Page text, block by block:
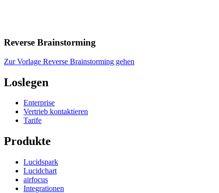
Reverse Brainstorming
Zur Vorlage Reverse Brainstorming gehen
Loslegen
Enterprise
Vertrieb kontaktieren
Tarife
Produkte
Lucidspark
Lucidchart
airfocus
Integrationen